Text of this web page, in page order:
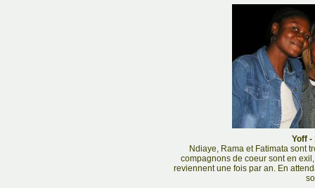
Yoff -
Ndiaye, Rama et Fatimata sont
compagnons de coeur sont en
reviennent une fois par an. En